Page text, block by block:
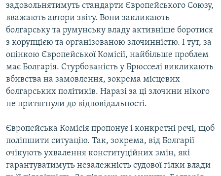
КРИМ РЕАЛІЇ
РУС
УКР
КТАТ
ДОЛУЧАЙСЯ!
Усі сайти RFE/RL
задовольнятимуть стандарти Європейського Союзу,
вважають автори звіту. Вони закликають
болгарську та румунську владу активніше боротися
з корупцією та організованою злочинністю. І тут, за
оцінкою Європейської Комісії, найбільше проблем
має Болгарія. Стурбованість у Брюсселі викликають
вбивства на замовлення, зокрема місцевих
болгарських політиків. Наразі за ці злочини нікого
не притягнули до відповідальності.
Європейська Комісія пропонує і конкретні речі, щоб
поліпшити ситуацію. Так, зокрема, від Болгарії
очікують ухвалення конституційних змін, які
гарантуватимуть незалежність судової гілки влади